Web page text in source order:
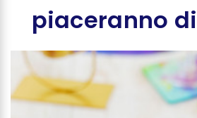
piaceranno